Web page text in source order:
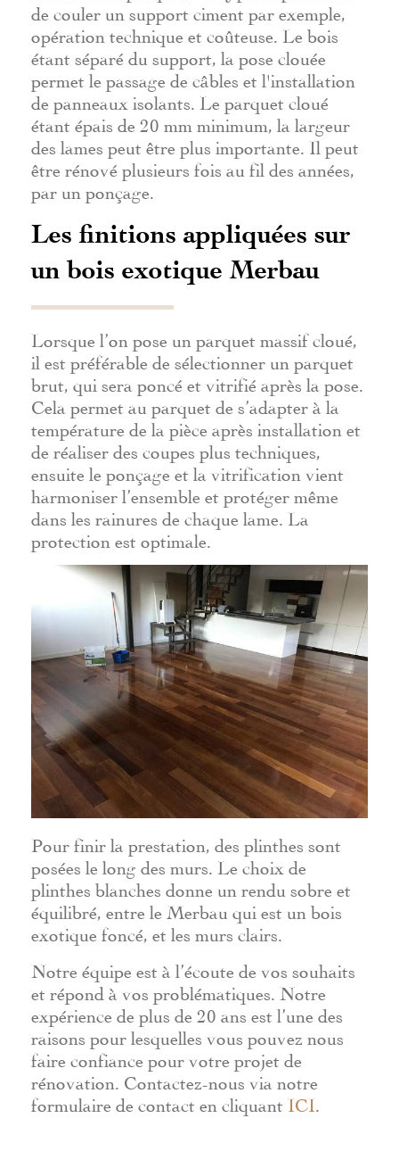
de couler un support ciment par exemple,
opération technique et coûteuse. Le bois
étant séparé du support, la pose clouée
permet le passage de câbles et l'installation
de panneaux isolants. Le parquet cloué
étant épais de 20 mm minimum, la largeur
des lames peut être plus importante. Il peut
être rénové plusieurs fois au fil des années,
par un ponçage.
Les finitions appliquées sur
un bois exotique Merbau
Lorsque l’on pose un parquet massif cloué,
il est préférable de sélectionner un parquet
brut, qui sera poncé et vitrifié après la pose.
Cela permet au parquet de s’adapter à la
température de la pièce après installation et
de réaliser des coupes plus techniques,
ensuite le ponçage et la vitrification vient
harmoniser l’ensemble et protéger même
dans les rainures de chaque lame. La
protection est optimale.
Pour finir la prestation, des plinthes sont
posées le long des murs. Le choix de
plinthes blanches donne un rendu sobre et
équilibré, entre le Merbau qui est un bois
exotique foncé, et les murs clairs.
Notre équipe est à l’écoute de vos souhaits
et répond à vos problématiques. Notre
expérience de plus de 20 ans est l’une des
raisons pour lesquelles vous pouvez nous
faire confiance pour votre projet de
rénovation. Contactez-nous via notre
formulaire de contact en cliquant ICI